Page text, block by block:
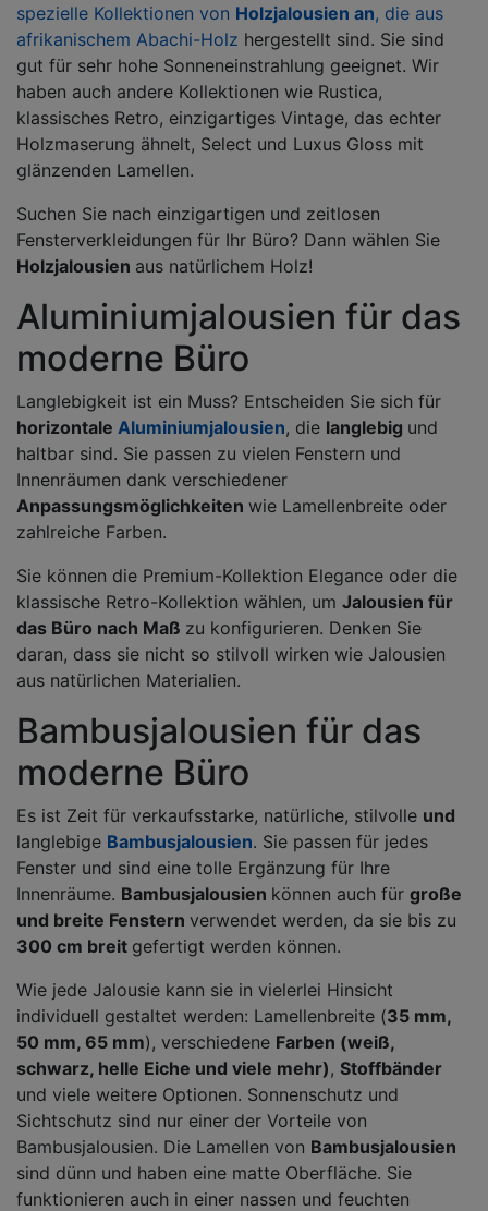
spezielle Kollektionen von Holzjalousien an, die aus
afrikanischem Abachi-Holz hergestellt sind. Sie sind
gut für sehr hohe Sonneneinstrahlung geeignet. Wir
haben auch andere Kollektionen wie Rustica,
klassisches Retro, einzigartiges Vintage, das echter
Holzmaserung ähnelt, Select und Luxus Gloss mit
glänzenden Lamellen.
Suchen Sie nach einzigartigen und zeitlosen
Fensterverkleidungen für Ihr Büro? Dann wählen Sie
Holzjalousien aus natürlichem Holz!
Aluminiumjalousien für das
moderne Büro
Langlebigkeit ist ein Muss? Entscheiden Sie sich für
horizontale Aluminiumjalousien, die langlebig und
haltbar sind. Sie passen zu vielen Fenstern und
Innenräumen dank verschiedener
Anpassungsmöglichkeiten wie Lamellenbreite oder
zahlreiche Farben.
Sie können die Premium-Kollektion Elegance oder die
klassische Retro-Kollektion wählen, um Jalousien für
das Büro nach Maß zu konfigurieren. Denken Sie
daran, dass sie nicht so stilvoll wirken wie Jalousien
aus natürlichen Materialien.
Bambusjalousien für das
moderne Büro
Es ist Zeit für verkaufsstarke, natürliche, stilvolle und
langlebige Bambusjalousien. Sie passen für jedes
Fenster und sind eine tolle Ergänzung für Ihre
Innenräume. Bambusjalousien können auch für große
und breite Fenstern verwendet werden, da sie bis zu
300 cm breit gefertigt werden können.
Wie jede Jalousie kann sie in vielerlei Hinsicht
individuell gestaltet werden: Lamellenbreite (35 mm,
50 mm, 65 mm), verschiedene Farben (weiß,
schwarz, helle Eiche und viele mehr) , Stoffbänder
und viele weitere Optionen. Sonnenschutz und
Sichtschutz sind nur einer der Vorteile von
Bambusjalousien. Die Lamellen von Bambusjalousien
sind dünn und haben eine matte Oberfläche. Sie
funktionieren auch in einer nassen und feuchten